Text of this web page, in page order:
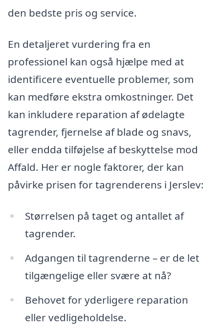
den bedste pris og service.
En detaljeret vurdering fra en
professionel kan også hjælpe med at
identificere eventuelle problemer, som
kan medføre ekstra omkostninger. Det
kan inkludere reparation af ødelagte
tagrender, fjernelse af blade og snavs,
eller endda tilføjelse af beskyttelse mod
Affald. Her er nogle faktorer, der kan
påvirke prisen for tagrenderens i Jerslev:
Størrelsen på taget og antallet af
tagrender.
Adgangen til tagrenderne – er de let
tilgængelige eller svære at nå?
Behovet for yderligere reparation
eller vedligeholdelse.